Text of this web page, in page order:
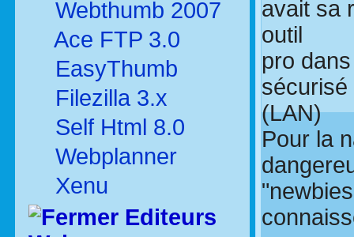
Webthumb 2007
Ace FTP 3.0
EasyThumb
Filezilla 3.x
Self Html 8.0
Webplanner
Xenu
Editeurs
avait sa
outil
pro
(LAN)
Pour la